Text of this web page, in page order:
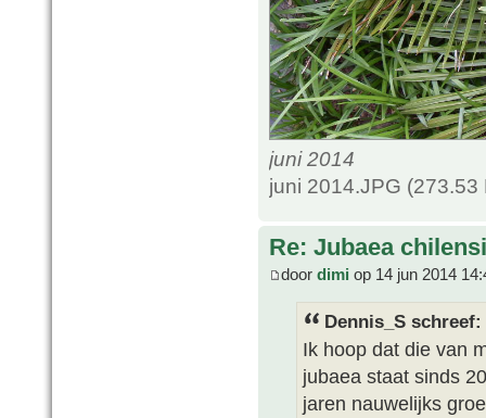
juni 2014
juni 2014.JPG
Re: Jubaea
door dimi op 14 jun 2014
Dennis_S schreef:
Ik hoop dat die van
jubaea staat sinds
jaren nauwelijks